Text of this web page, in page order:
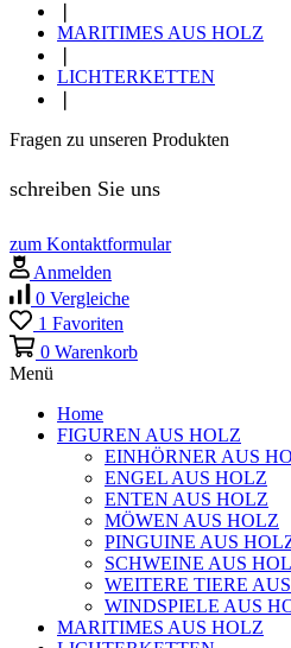
MARITIMES AUS HOLZ
LICHTERKETTEN
Fragen zu unseren Produkten
schreiben Sie uns
zum Kontaktformular
Anmelden
0 Vergleiche
1 Favoriten
0 Warenkorb
Menü
Home
FIGUREN AUS HOLZ
EINHÖRNER AUS
ENGEL AUS HOLZ
ENTEN AUS HOLZ
MÖWEN AUS HOLZ
PINGUINE AUS
SCHWEINE AUS
WEITERE TIERE
WINDSPIELE AUS
MARITIMES AUS HOLZ